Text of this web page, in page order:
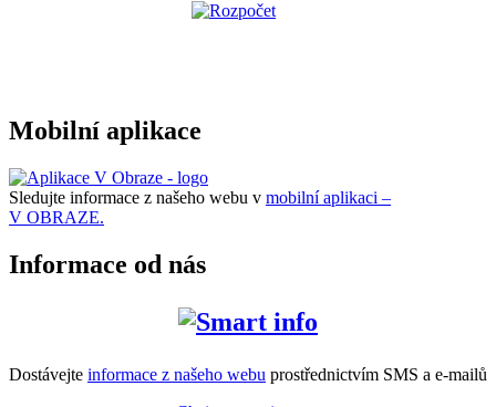
Mobilní aplikace
Sledujte informace z našeho webu v mobilní aplikaci –
V OBRAZE.
Informace od nás
Dostávejte informace z našeho webu prostřednictvím SMS a e-mailů